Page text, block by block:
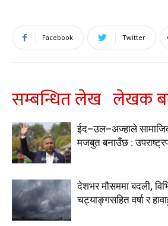
Facebook Twitter
सम्बन्धित लेख लेखक
ईद–उल–अज्हाले सामाजिक
मजबुत बनाउँछ :
देशभर मौसममा बदली,
चट्याङ्गसहित वर्षा र